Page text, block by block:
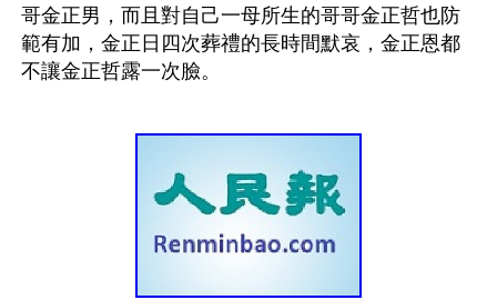
哥金正男，而且對自己一母所生的哥哥金正哲也防
範有加，金正日四次葬禮的長時間默哀，金正恩都